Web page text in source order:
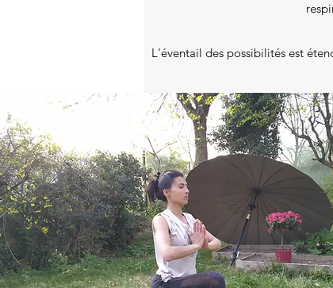
L'éventail des possibilités est